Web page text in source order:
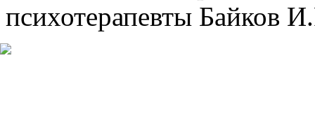
психотерапевты Байков